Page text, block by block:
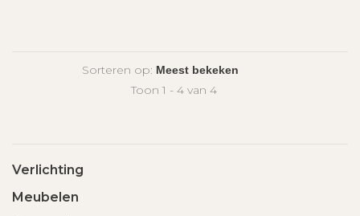
Sorteren op:
Toon 1 - 4 van 4
Verlichting
Meubelen